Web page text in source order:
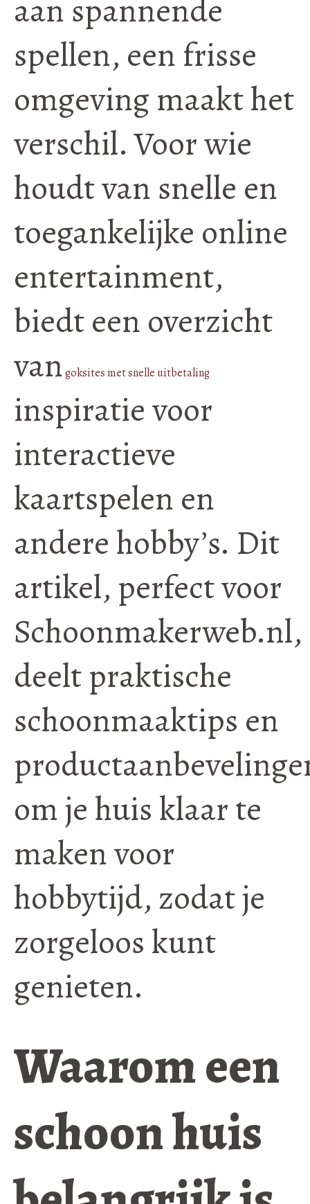
aan spannende
spellen, een frisse
omgeving maakt het
verschil. Voor wie
houdt van snelle en
toegankelijke online
entertainment,
biedt een overzicht
vangoksites met snelle uitbetaling
inspiratie voor
interactieve
kaartspelen en
andere hobby’s. Dit
artikel, perfect voor
Schoonmakerweb.nl,
deelt praktische
schoonmaaktips en
om je huis klaar te
maken voor
hobbytijd, zodat je
zorgeloos kunt
genieten.
Waarom een
schoon huis